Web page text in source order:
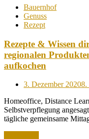
Bauernhof
Genuss
Rezept
Rezepte & Wissen
regionalen
aufkochen
Posted
3. Dezember 20208.
Homeoffice, Distance
Selbstverpflegung
tägliche gemeinsame